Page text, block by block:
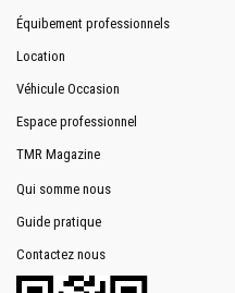
Équibement professionnels
Location
Véhicule Occasion
Espace professionnel
TMR Magazine
Qui somme nous
Guide pratique
Contactez nous